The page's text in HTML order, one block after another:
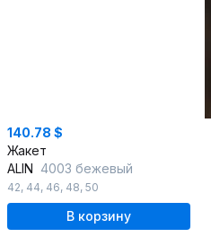
140.78 $
Жакет
ALIN 4003 бежевый
42, 44, 46, 48, 50
В корзину